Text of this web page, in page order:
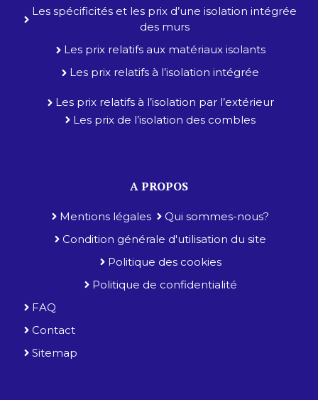
Les spécificités et les prix d’une isolation intégrée
des murs
Les prix relatifs aux matériaux isolants
Les prix relatifs à l’isolation intégrée
Les prix relatifs à l’isolation par l’extérieur
Les prix de l’isolation des combles
A PROPOS
Mentions légales
Qui sommes-nous?
Condition générale d'utilisation du site
Politique des cookies
Politique de confidentialité
FAQ
Contact
Sitemap